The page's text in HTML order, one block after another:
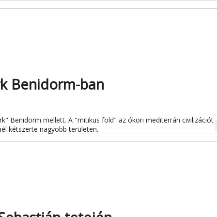
Benidorm-ban
Benidorm mellett. A "mitikus föld" az ókori mediterrán civilizációt
kétszerte nagyobb területen.